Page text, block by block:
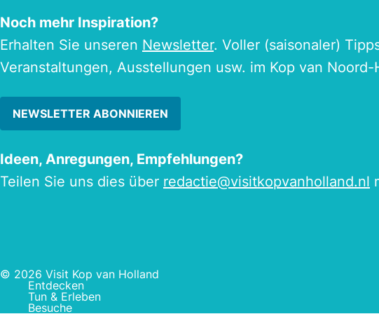
Noch mehr Inspiration?
Erhalten Sie unseren Newsletter. Voller (saisonaler)
Veranstaltungen, Ausstellungen usw. im Kop van Noord-
NEWSLETTER ABONNIEREN
Ideen, Anregungen, Empfehlungen?
Teilen Sie uns dies über redactie@visitkopvanholland.nl
© 2026 Visit Kop van Holland
Entdecken
Tun & Erleben
Besuche